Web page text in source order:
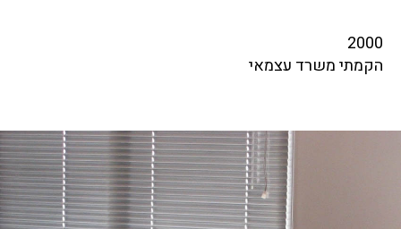
2000
הקמתי משרד עצמאי